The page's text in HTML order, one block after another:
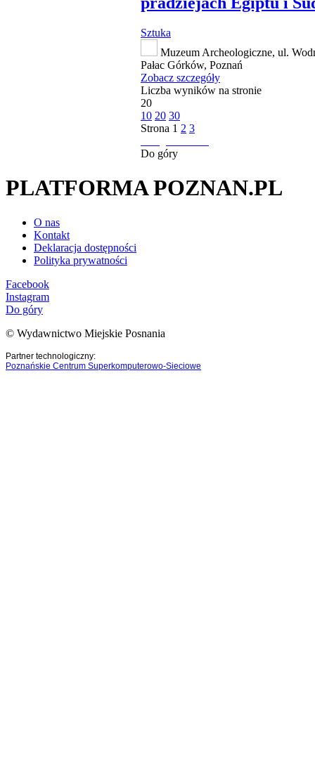
Sztuka
Muzeum Archeologiczne, ul.
Pałac Górków, Poznań
Zobacz szczegóły
Liczba wyników na stronie
20
10 20 30
Strona 1 2 3
Do góry
PLATFORMA POZNAN.PL
O nas
Kontakt
Deklaracja dostępności
Polityka prywatności
Facebook
Instagram
Do góry
© Wydawnictwo Miejskie Posnania
Partner technologiczny:
Poznańskie Centrum Superkomputerowo-Sieciowe